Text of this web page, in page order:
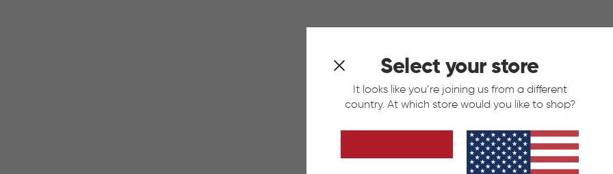
Select your store
It looks like you’re joining us from a different
country. At which store would you like to shop?